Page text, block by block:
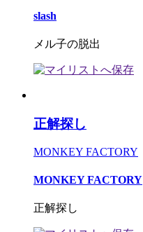
slash
メル子の脱出
正解探し
MONKEY FACTORY
MONKEY FACTORY
正解探し